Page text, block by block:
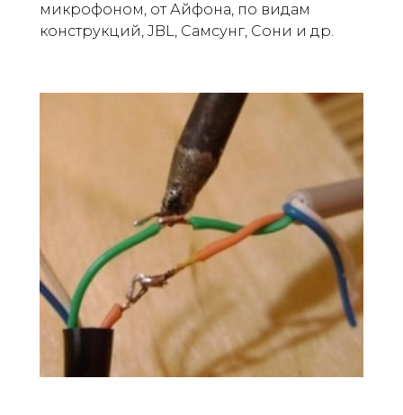
микрофоном, от Айфона, по видам
конструкций, JBL, Самсунг, Сони и др.